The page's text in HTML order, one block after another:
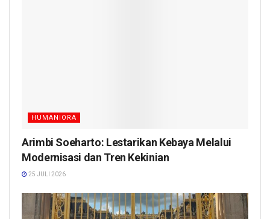
HUMANIORA
Arimbi Soeharto: Lestarikan Kebaya Melalui
Modernisasi dan Tren Kekinian
25 JULI 2026